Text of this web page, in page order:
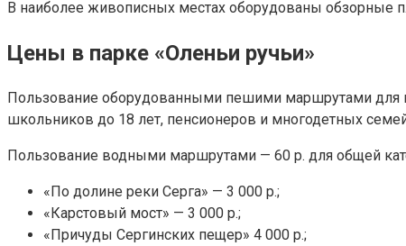
В наиболее живописных местах оборудованы обзорные
Цены в парке «Оленьи ручьи»
Пользование оборудованными пешими маршрутами для
школьников до 18 лет, пенсионеров и многодетных
Пользование водными маршрутами — 60 р. для общей
«По долине реки Серга» — 3 000 р.;
«Карстовый мост» — 3 000 р.;
«Причуды Сергинских пещер» 4 000 р.;